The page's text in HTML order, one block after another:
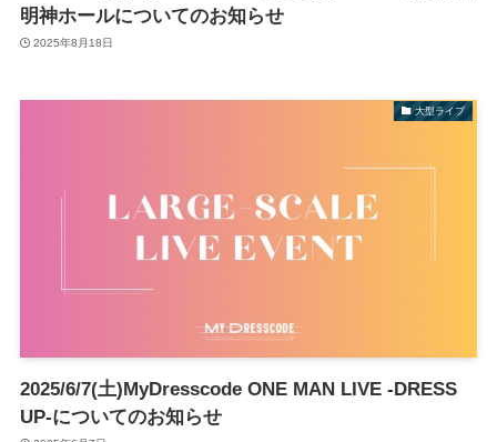
明神ホールについてのお知らせ
2025年8月18日
大型ライブ
2025/6/7(土)MyDresscode ONE MAN LIVE -DRESS
UP-についてのお知らせ